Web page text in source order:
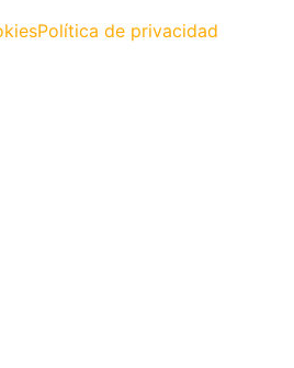
Política de privacidad